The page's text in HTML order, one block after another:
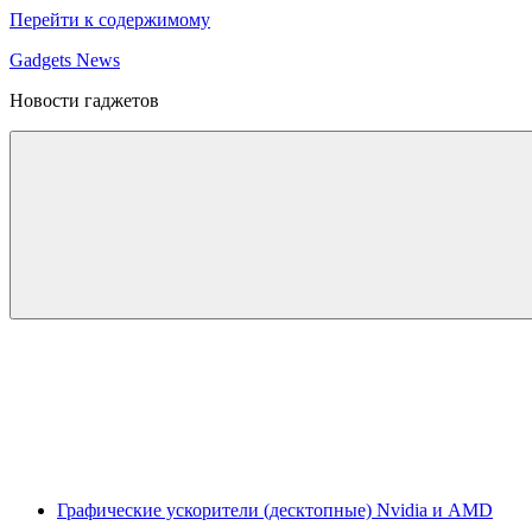
Перейти к содержимому
Gadgets News
Новости гаджетов
Графические ускорители (десктопные) Nvidia и AMD